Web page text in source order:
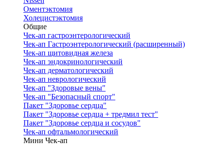
Оментэктомия
Холецистэктомия
Общие
Чек-ап гастроэнтерологический
Чек-ап Гастроэнтерологический (расширенный)
Чек-ап щитовидная железа
Чек-ап эндокринологический
Чек-ап дерматологический
Чек-ап неврологический
Чек-ап "Здоровые вены"
Чек-ап "Безопасный спорт"
Пакет "Здоровье сердца"
Пакет "Здоровье сердца + тредмил тест"
Пакет "Здоровье сердца и сосудов"
Чек-ап офтальмологический
Мини Чек-ап